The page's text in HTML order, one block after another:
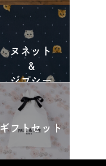
ヌネット
&
ジプシー
ギフトセット